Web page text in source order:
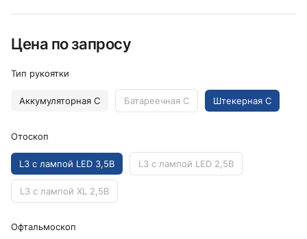
Цена по запросу
Тип рукоятки
Аккумуляторная C Батареечная C Штекерная C
Отоскоп
L3 с лампой LED 3,5В L3 с лампой LED 2,5В
L3 с лампой XL 2,5В
Офтальмоскоп